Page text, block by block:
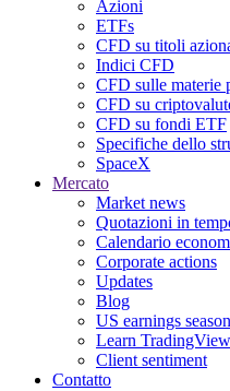
Azioni
ETFs
CFD su titoli
Indici CFD
CFD sulle materie
CFD su
CFD su fondi ETF
Specifiche dello
SpaceX
Mercato
Market news
Quotazioni in
Calendario
Corporate actions
Updates
Blog
US earnings season
Learn TradingView
Client sentiment
Contatto